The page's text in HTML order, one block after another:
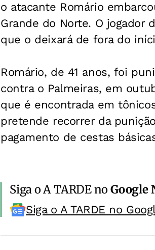
o atacante Romário
Grande do Norte. O jogador
que o deixará de fora do
Romário, de 41 anos, foi
contra o Palmeiras, em
que é encontrada em
pretende recorrer da
pagamento de cestas
Siga o A TARDE noGoogle
Siga o A TARDE no